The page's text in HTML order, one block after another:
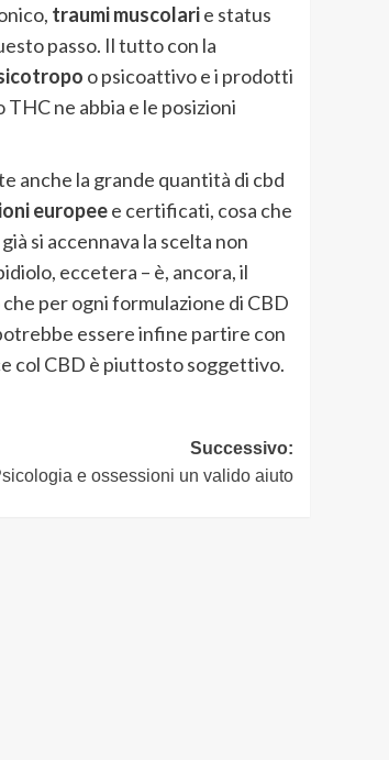
traumi muscolarie status
passo. Il tutto con la
o psicoattivo e i prodotti
ne abbia e le posizioni
anche la grande quantità di cbd
europeee certificati, cosa che
si accennava la scelta non
eccetera – è, ancora, il
per ogni formulazione di CBD
essere infine partire con
col CBD è piuttosto soggettivo.
Successivo:
e ossessioni un valido aiuto